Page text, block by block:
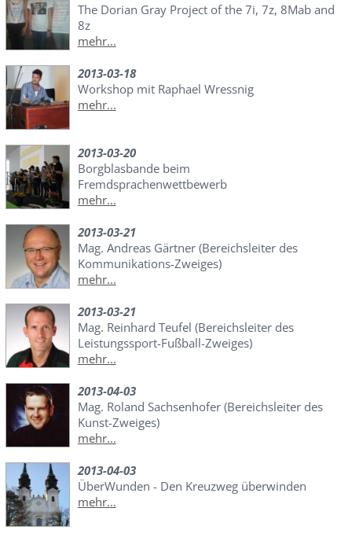
The Dorian Gray Project of the 7i, 7z, 8Mab and
8z
mehr...
2013-03-18
Workshop mit Raphael Wressnig
mehr...
2013-03-20
Borgblasbande beim
Fremdsprachenwettbewerb
mehr...
2013-03-21
Mag. Andreas Gärtner (Bereichsleiter des
Kommunikations-Zweiges)
mehr...
2013-03-21
Mag. Reinhard Teufel (Bereichsleiter des
Leistungssport-Fußball-Zweiges)
mehr...
2013-04-03
Mag. Roland Sachsenhofer (Bereichsleiter des
Kunst-Zweiges)
mehr...
2013-04-03
ÜberWunden - Den Kreuzweg überwinden
mehr...